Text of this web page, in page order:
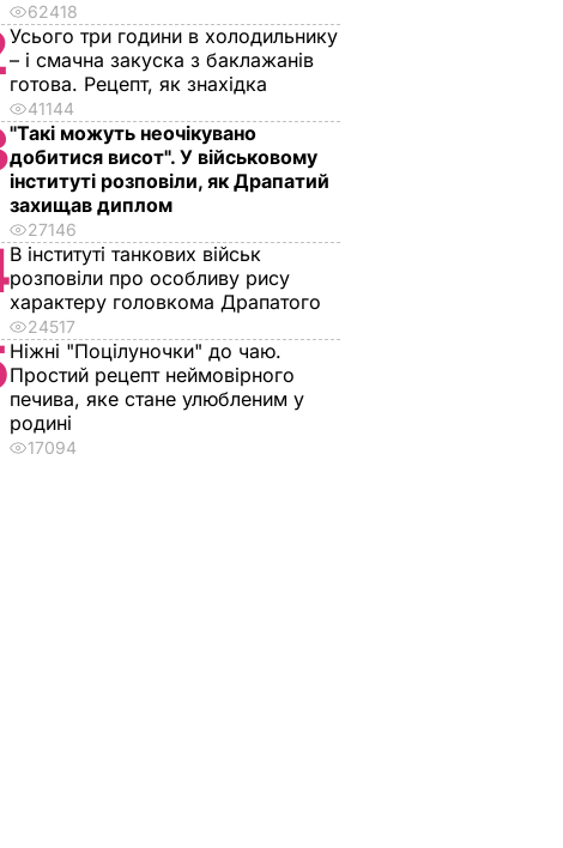
про
про
62418
Усього три години в холодильнику
– і смачна закуска з баклажанів
готова. Рецепт, як знахідка
41144
"Такі можуть неочікувано
добитися висот". У військовому
інституті розповіли, як Драпатий
захищав диплом
27146
В інституті танкових військ
розповіли про особливу рису
характеру головкома Драпатого
24517
Ніжні "Поцілуночки" до чаю.
Простий рецепт неймовірного
печива, яке стане улюбленим у
родині
17094